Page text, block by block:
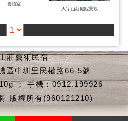
會議室
人字山莊庭院景觀
莊藝術民宿
區中圳里民權路66-5號
； 手機：0912.199926
版權所有(960121210)